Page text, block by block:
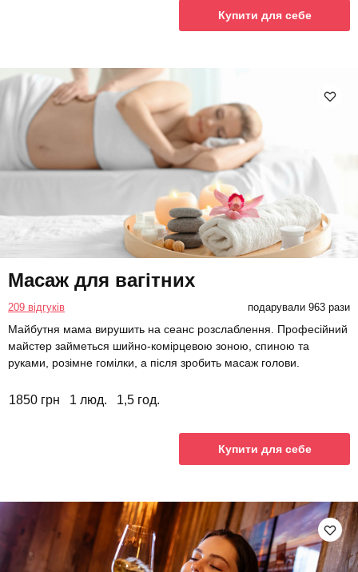
Купити для себе
Масаж для вагітних
209 відгуків подарували 963 рази
Майбутня мама вирушить на сеанс розслаблення. Професійний
майстер займеться шийно-комірцевою зоною, спиною та
руками, розімне гомілки, а після зробить масаж голови.
1850 грн 1 люд. 1,5 год.
Купити для себе